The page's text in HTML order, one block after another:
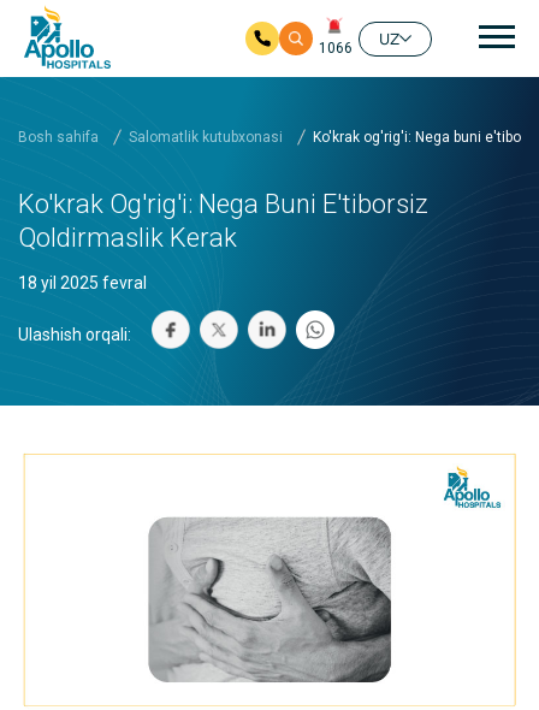
1066
UZ
Bosh sahifa Salomatlik kutubxonasi Ko'krak og'rig'i: Nega buni
Ko'krak Og'rig'i: Nega Buni E'tiborsiz
Qoldirmaslik Kerak
18 yil 2025 fevral
Ulashish orqali: